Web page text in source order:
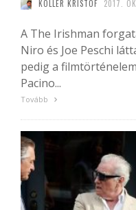
KÖLLER KRISTÓF 2017.
A The Irishman
Niro és Joe Peschi
pedig a
Pacino...
Tovább